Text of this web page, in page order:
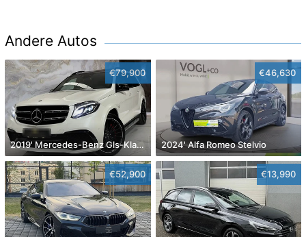
Andere Autos
€79,900
2019' Mercedes-Benz Gls-Klasse
€46,630
2024' Alfa Romeo Stelvio
€52,900 €13,990